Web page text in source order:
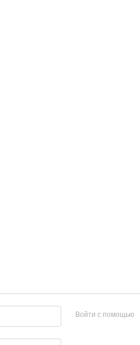
Войти с помощью